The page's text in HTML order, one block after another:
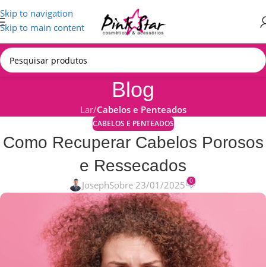
Skip to navigation
Skip to main content
Blog
Lar/Cabelos e Penteados
CABELOS E PENTEADOS
Como Recuperar Cabelos Porosos
e Ressecados
JosephSobre 23/01/2025 0